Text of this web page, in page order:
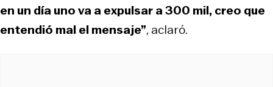
en un día uno va a expulsar a 300 mil, creo que
entendió mal el mensaje”, aclaró.